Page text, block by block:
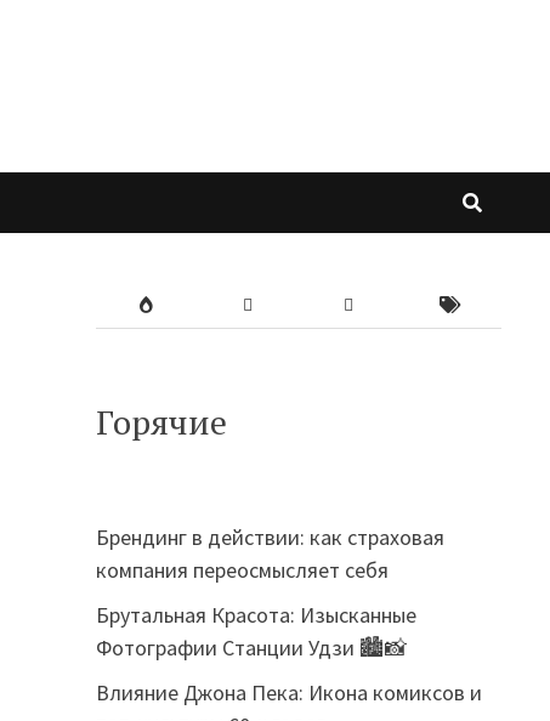
Горячие
Брендинг в действии: как страховая
компания переосмысляет себя
Брутальная Красота: Изысканные
Фотографии Станции Удзи 🏙️📸
Влияние Джона Пека: Икона комиксов и